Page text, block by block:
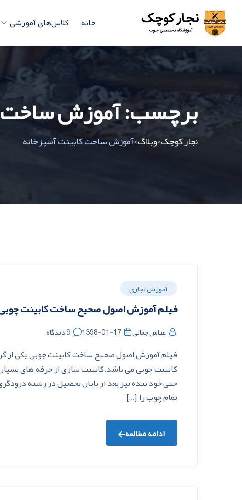
خانه کلاس‌های آموزشی
برچسب:آموزش ساخت
نجار کوچک>وبلاگ>آموزش ساخت کابینت آشپزخانه
آموزش نجاری
فیلم آموزش اصول صحیح ساخت کابینت
عباس جمالی 1398-01-17 9 دیدگاه
فیلم آموزش اصول صحیح ساخت کابینت چوبی یکی از
کابینت چوبی می باشد.کابینت سازی از حرفه های
حتی خود بنده نیز بعد از پایان تحصیل در رشته
تمام چوب را […]
ادامه مطالعه